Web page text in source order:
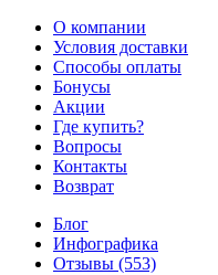
О компании
Условия доставки
Способы оплаты
Бонусы
Акции
Где купить?
Вопросы
Контакты
Возврат
Блог
Инфографика
Отзывы (553)